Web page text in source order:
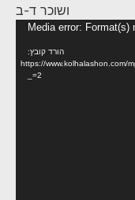
ושוכר ד-ב
Media error: Format(s)
הורד קובץ:
https://www.kolhalashon.com/
_=2